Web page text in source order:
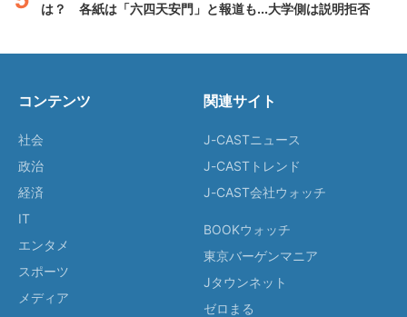
は？ 各紙は「六四天安門」と報道も...大学側は説明拒否
コンテンツ
社会
政治
経済
IT
エンタメ
スポーツ
メディア
関連サイト
J-CASTニュース
J-CASTトレンド
J-CAST会社ウォッチ
BOOKウォッチ
東京バーゲンマニア
Jタウンネット
ゼロまる